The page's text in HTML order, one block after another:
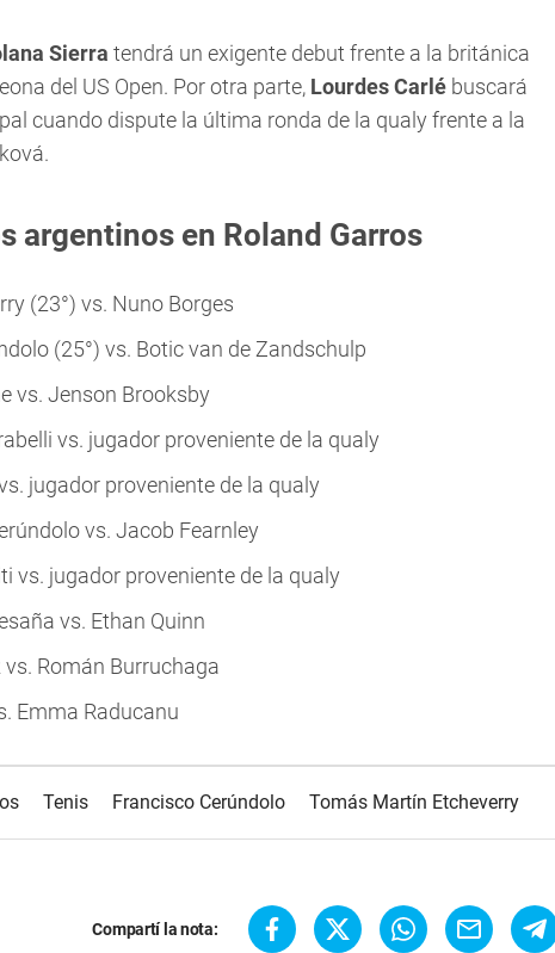
Sierra tendrá un exigente debut frente a la británica
del US Open. Por otra parte, Lourdes Carlé buscará
cuando dispute la última ronda de la qualy frente a la
argentinos en Roland Garros
(23°) vs. Nuno Borges
(25°) vs. Botic van de Zandschulp
vs. Jenson Brooksby
vs. jugador proveniente de la qualy
jugador proveniente de la qualy
vs. Jacob Fearnley
vs. jugador proveniente de la qualy
vs. Ethan Quinn
Román Burruchaga
Emma Raducanu
Tenis Francisco Cerúndolo Tomás Martín Etcheverry
Compartí la nota: